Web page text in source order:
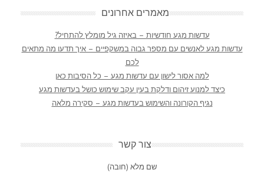
מאמרים אחרונים
עדשות מגע חודשיות – באיזה גיל מומלץ להתחיל?
עדשות מגע לאנשים עם מספר גבוה במשקפיים – איך תדעו מה מתאים
לכם
למה אסור לישון עם עדשות מגע – כל הסיבות כאן
כיצד למנוע זיהום ודלקת בעין עקב שימוש כושל בעדשות מגע
נגיף הקורונה והשימוש בעדשות מגע – סקירה מלאה
צור קשר
שם מלא (חובה)